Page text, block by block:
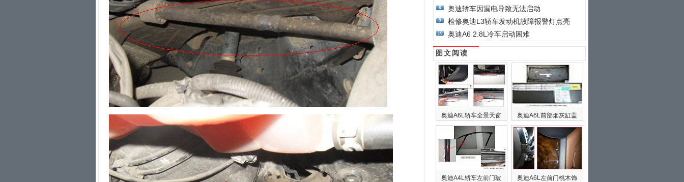
8 奥迪轿车因漏电导致无法启动
9 检修奥迪L3轿车发动机故障报警灯点亮
10 奥迪A6 2.8L冷车启动困难
图文阅读
奥迪A6L轿车全景天窗 奥迪A6L前部烟灰缸盖
奥迪A4L轿车左前门玻 奥迪A6L左前门桃木饰